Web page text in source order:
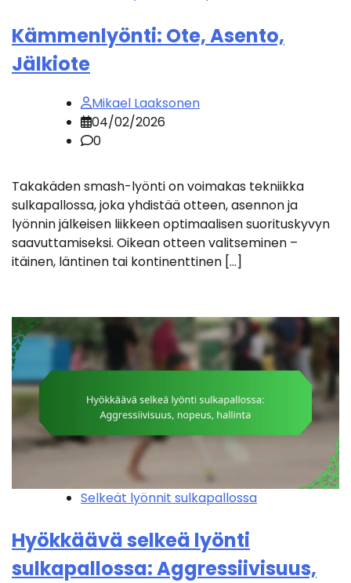
Kämmenlyönti: Ote, Asento,
Jälkiote
Mikael Laaksonen
04/02/2026
0
Takakäden smash-lyönti on voimakas tekniikka
sulkapallossa, joka yhdistää otteen, asennon ja
lyönnin jälkeisen liikkeen optimaalisen suorituskyvyn
saavuttamiseksi. Oikean otteen valitseminen –
itäinen, läntinen tai kontinenttinen […]
Selkeät lyönnit sulkapallossa
Hyökkäävä selkeä lyönti
sulkapallossa: Aggressiivisuus,